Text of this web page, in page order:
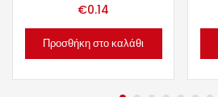
€0.14
Προσθήκη στο καλάθι